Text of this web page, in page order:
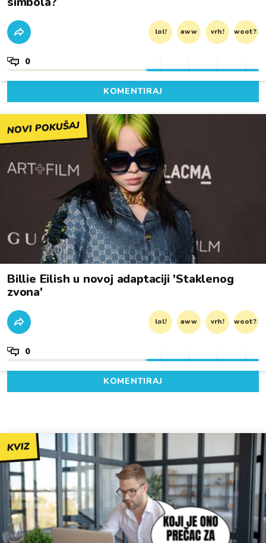
lol! aww vrh! woot?!
0
KOMENTIRAJ
NOVI POKUŠAJ
Billie Eilish u novoj adaptaciji 'Staklenog
zvona'
lol! aww vrh! woot?!
0
KOMENTIRAJ
KVIZ